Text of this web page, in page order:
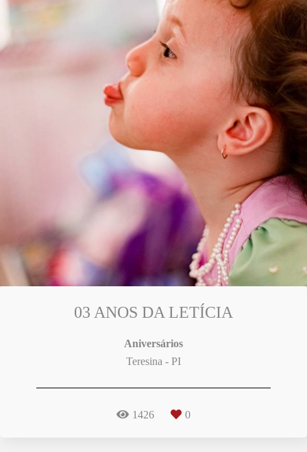
03 ANOS DA LETÍCIA
Aniversários
Teresina - PI
1426 0